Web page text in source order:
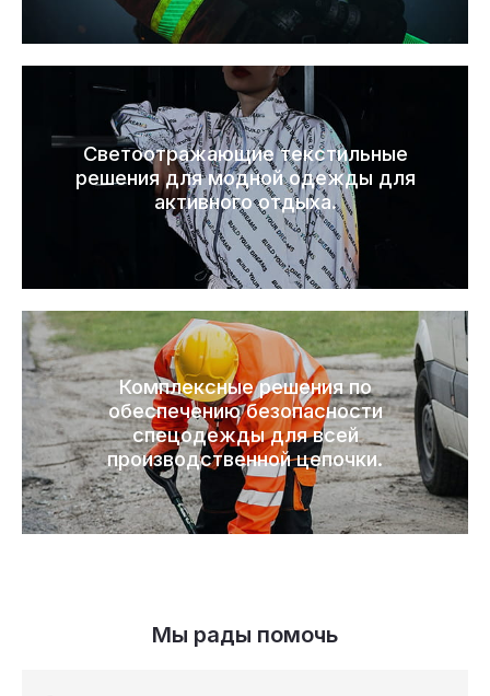
Светоотражающие текстильные
решения для модной одежды для
активного отдыха.
Комплексные решения по
обеспечению безопасности
спецодежды для всей
производственной цепочки.
Мы рады помочь